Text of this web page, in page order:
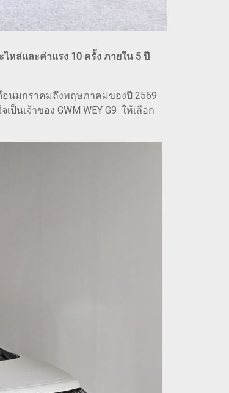
ไหล่และค่าแรง 10 ครั้ง ภายใน 5 ปี
อนมกราคมถึงพฤษภาคมของปี 2569
เจ้าของ GWM WEY G9 ให้เลือก